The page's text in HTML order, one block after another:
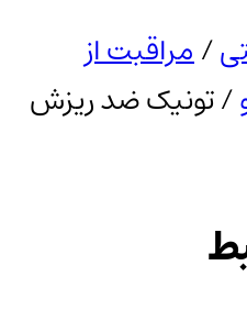
/مراقبت از
/ تونیک ضد ریزش